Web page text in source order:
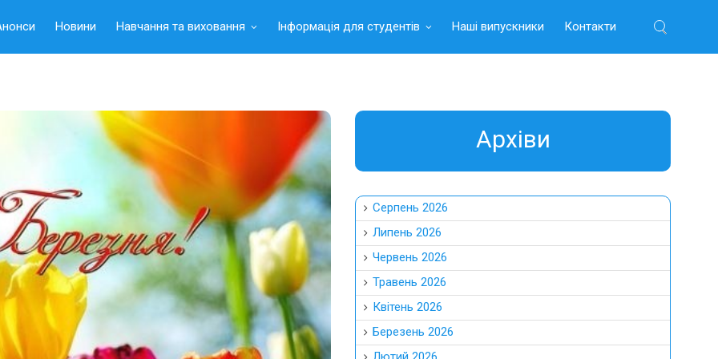
Новини Навчання та виховання Інформація для студентів Наші випускники Контакти
Aрхіви
Серпень 2026
Липень 2026
Червень 2026
Травень 2026
Квітень 2026
Березень 2026